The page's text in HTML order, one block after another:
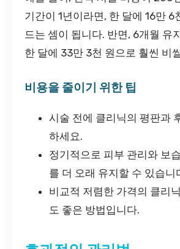
기간이 1년이라면, 한 달에 16만 6
드는 셈이 됩니다. 반면, 6개월 유
한 달에 33만 3천 원으로 훨씬 비
비용을 줄이기 위한 팁
시술 전에 클리닉의 평판과
하세요.
정기적으로 피부 관리와 보
를 더 오래 유지할 수 있습니
비교적 저렴한 가격의 클리
도 좋은 방법입니다.